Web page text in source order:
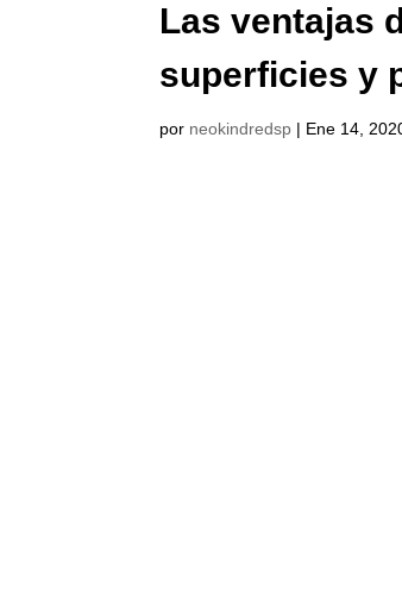
Las ventajas
superficies y
por neokindredsp | Ene 14,